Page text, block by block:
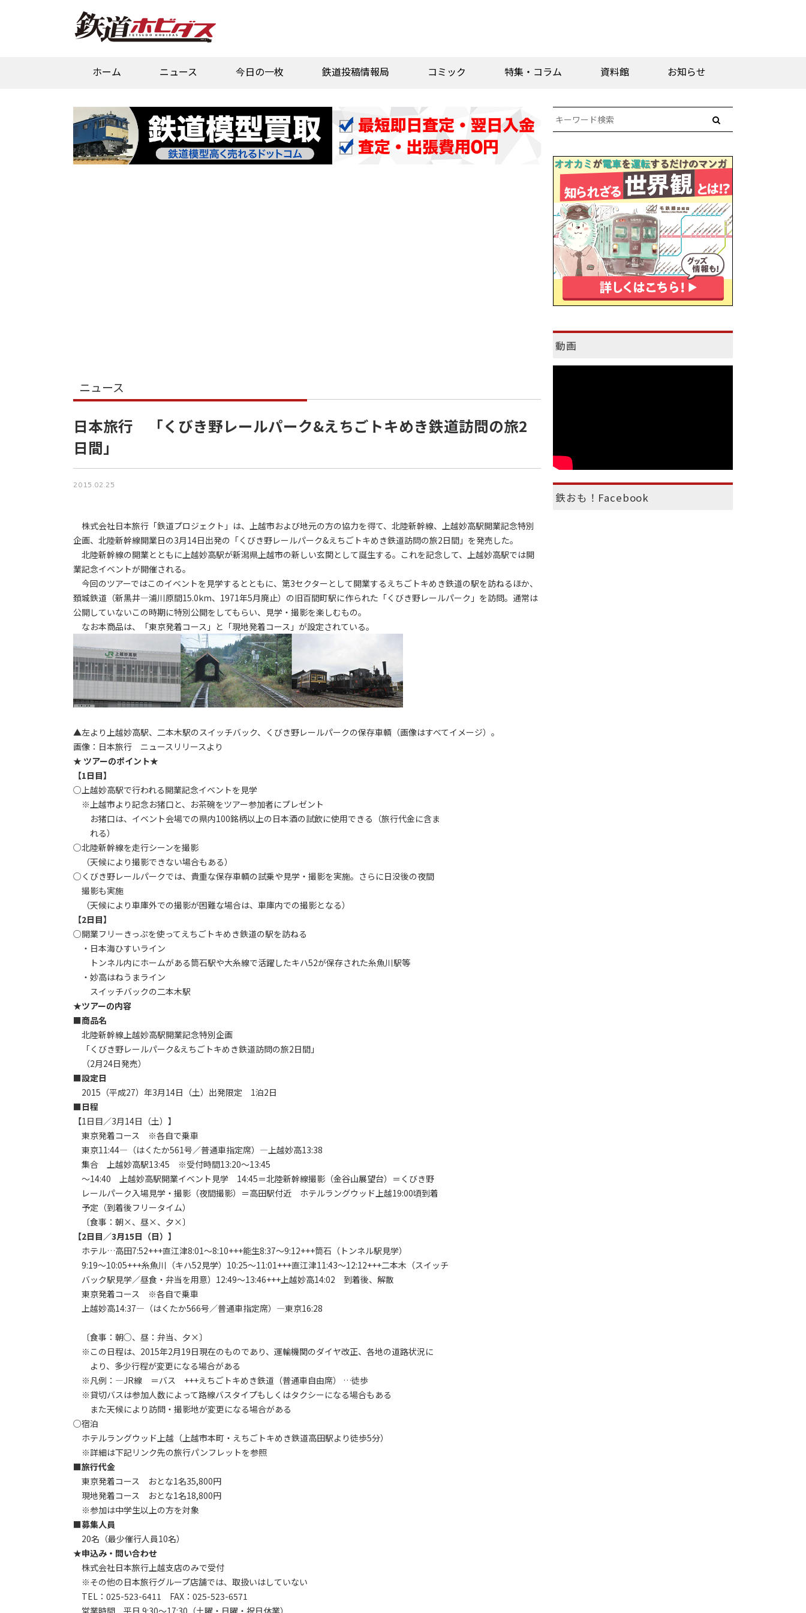
ホーム ニュース 今日の一枚 鉄道投稿情報局 コミック 特集・コラム 資料館 お知らせ
ニュース
日本旅行 「くびき野レールパーク&えちごトキめき鉄道訪問の旅2
日間」
2015.02.25
株式会社日本旅行「鉄道プロジェクト」は、上越市および地元の方の協力を得て、北陸新幹線、上越妙高駅開業記念特別
企画、北陸新幹線開業日の3月14日出発の「くびき野レールパーク&えちごトキめき鉄道訪問の旅2日間」を発売した。
北陸新幹線の開業とともに上越妙高駅が新潟県上越市の新しい玄関として誕生する。これを記念して、上越妙高駅では開
業記念イベントが開催される。
今回のツアーではこのイベントを見学するとともに、第3セクターとして開業するえちごトキめき鉄道の駅を訪ねるほか、
頚城鉄道（新黒井―浦川原間15.0km、1971年5月廃止）の旧百間町駅に作られた「くびき野レールパーク」を訪問。通常は
公開していないこの時期に特別公開をしてもらい、見学・撮影を楽しむもの。
なお本商品は、「東京発着コース」と「現地発着コース」が設定されている。
▲左より上越妙高駅、二本木駅のスイッチバック、くびき野レールパークの保存車輌（画像はすべてイメージ）。
画像：日本旅行 ニュースリリースより
★ ツアーのポイント★
【1日目】
○上越妙高駅で行われる開業記念イベントを見学
※上越市より記念お猪口と、お茶碗をツアー参加者にプレゼント
お猪口は、イベント会場での県内100銘柄以上の日本酒の試飲に使用できる（旅行代金に含ま
れる）
○北陸新幹線を走行シーンを撮影
（天候により撮影できない場合もある）
○くびき野レールパークでは、貴重な保存車輌の試乗や見学・撮影を実施。さらに日没後の夜間
撮影も実施
（天候により車庫外での撮影が困難な場合は、車庫内での撮影となる）
【2日目】
○開業フリーきっぷを使ってえちごトキめき鉄道の駅を訪ねる
・日本海ひすいライン
トンネル内にホームがある筒石駅や大糸線で活躍したキハ52が保存された糸魚川駅等
・妙高はねうまライン
スイッチバックの二本木駅
★ツアーの内容
■商品名
北陸新幹線上越妙高駅開業記念特別企画
「くびき野レールパーク&えちごトキめき鉄道訪問の旅2日間」
（2月24日発売）
■設定日
2015（平成27）年3月14日（土）出発限定 1泊2日
■日程
【1日目／3月14日（土）】
東京発着コース ※各自で乗車
東京11:44―（はくたか561号／普通車指定席）―上越妙高13:38
集合 上越妙高駅13:45 ※受付時間13:20～13:45
～14:40 上越妙高駅開業イベント見学 14:45＝北陸新幹線撮影（金谷山展望台）＝くびき野
レールパーク入場見学・撮影（夜間撮影）＝高田駅付近 ホテルラングウッド上越19:00頃到着
予定（到着後フリータイム）
〔食事：朝×、昼×、夕×〕
【2日目／3月15日（日）】
ホテル…高田7:52+++直江津8:01～8:10+++能生8:37～9:12+++筒石（トンネル駅見学）
9:19～10:05+++糸魚川（キハ52見学）10:25～11:01+++直江津11:43～12:12+++二本木（スイッチ
バック駅見学／昼食・弁当を用意）12:49～13:46+++上越妙高14:02 到着後、解散
東京発着コース ※各自で乗車
上越妙高14:37―（はくたか566号／普通車指定席）―東京16:28
〔食事：朝○、昼：弁当、夕×〕
※この日程は、2015年2月19日現在のものであり、運輸機関のダイヤ改正、各地の道路状況に
より、多少行程が変更になる場合がある
※凡例：―JR線 ＝バス +++えちごトキめき鉄道（普通車自由席） …徒歩
※貸切バスは参加人数によって路線バスタイプもしくはタクシーになる場合もある
また天候により訪問・撮影地が変更になる場合がある
○宿泊
ホテルラングウッド上越（上越市本町・えちごトキめき鉄道高田駅より徒歩5分）
※詳細は下記リンク先の旅行パンフレットを参照
■旅行代金
東京発着コース おとな1名35,800円
現地発着コース おとな1名18,800円
※参加は中学生以上の方を対象
■募集人員
20名（最少催行人員10名）
★申込み・問い合わせ
株式会社日本旅行上越支店のみで受付
※その他の日本旅行グループ店舗では、取扱いはしていない
TEL：025-523-6411 FAX：025-523-6571
動画
鉄おも！Facebook